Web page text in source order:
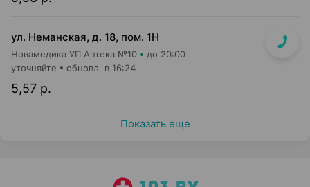
ул. Неманская, д. 18, пом. 1Н
Новамедика УП Аптека №10 до 20:00
5,57 р.
уточняйте обновл. в 16:24
Показать еще